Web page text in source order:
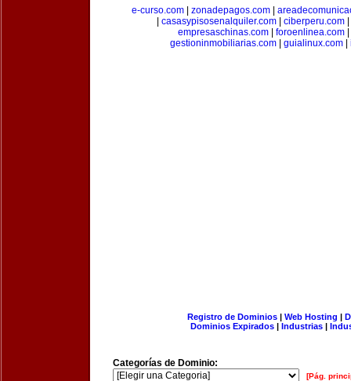
e-curso.com| zonadepagos.com|
casasypisosenalquiler.com ciberperu.com
empresaschinas.com| foroenlinea.com|
gestioninmobiliarias.com| guialinux.com|
Registro de Dominios| Web Hosting |
Dominios Expirados | Industrias |
Categorías de Dominio:
[Pág.